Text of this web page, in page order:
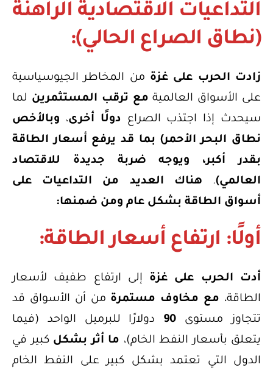
التداعيات الاقتصادية الراهنة
(نطاق الصراع الحالي):
زادت الحرب على غزةمن المخاطر الجيوسياسية
على الأسواق العالميةمع ترقب المستثمرينلما
سيحدث إذا اجتذب الصراع دولًا أخرى، وبالأخص
نطاق البحر الأحمر) بما قد يرفع أسعار الطاقة
بقدر أكبر، ويوجه ضربة جديدة للاقتصاد
العالمي).
هناك العديد من التداعيات على
أسواق الطاقة بشكل عام ومن ضمنها:
أولًا: ارتفاع أسعار الطاقة:
أدت الحرب على غزةإلى ارتفاع طفيف لأسعار
الطاقة،مع مخاوف مستمرةمن أن الأسواق قد
تتجاوز مستوى
90دولارًا للبرميل الواحد (فيما
يتعلق بأسعار النفط الخام)،ما أثر بشكلكبير في
الدول التي تعتمد بشكل كبير على النفط الخام